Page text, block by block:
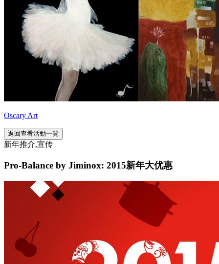
Oscary Art
返回查看活動一覧
新年推介,宣传
Pro-Balance by Jiminox: 2015新年大优惠